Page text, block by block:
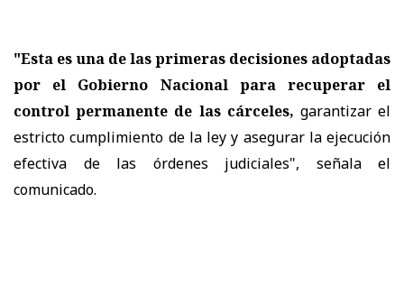
"Esta es una de las primeras decisiones adoptadas
por el Gobierno Nacional para recuperar el
control permanente de las cárceles, garantizar el
estricto cumplimiento de la ley y asegurar la ejecución
efectiva de las órdenes judiciales", señala el
comunicado.